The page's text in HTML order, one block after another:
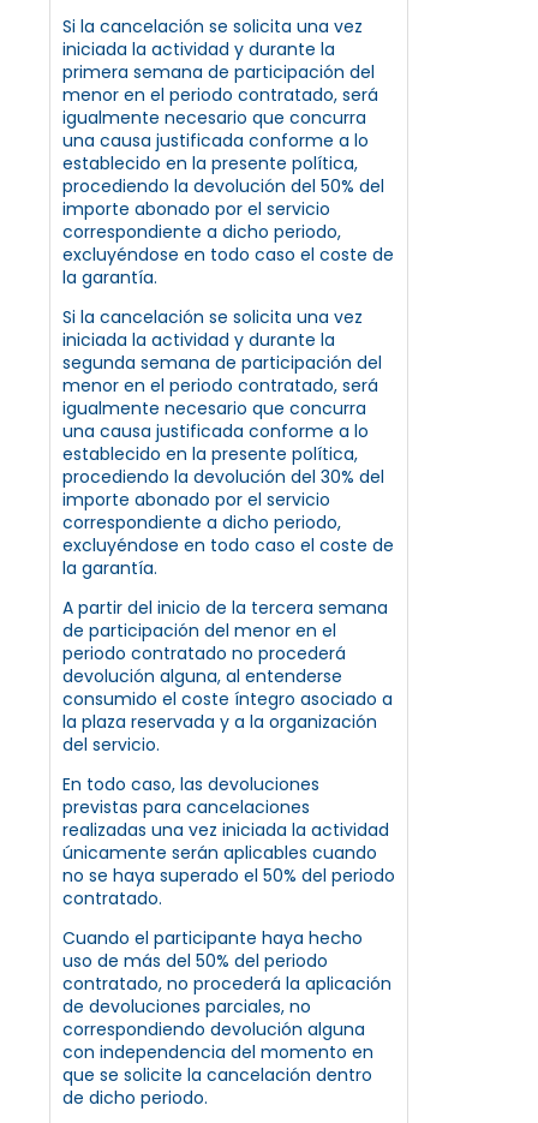
Si la cancelación se solicita una vez
iniciada la actividad y durante la
primera semana de participación del
menor en el periodo contratado, será
igualmente necesario que concurra
una causa justificada conforme a lo
establecido en la presente política,
procediendo la devolución del 50% del
importe abonado por el servicio
correspondiente a dicho periodo,
excluyéndose en todo caso el coste de
la garantía.
Si la cancelación se solicita una vez
iniciada la actividad y durante la
segunda semana de participación del
menor en el periodo contratado, será
igualmente necesario que concurra
una causa justificada conforme a lo
establecido en la presente política,
procediendo la devolución del 30% del
importe abonado por el servicio
correspondiente a dicho periodo,
excluyéndose en todo caso el coste de
la garantía.
A partir del inicio de la tercera semana
de participación del menor en el
periodo contratado no procederá
devolución alguna, al entenderse
consumido el coste íntegro asociado a
la plaza reservada y a la organización
del servicio.
En todo caso, las devoluciones
previstas para cancelaciones
realizadas una vez iniciada la actividad
únicamente serán aplicables cuando
no se haya superado el 50% del periodo
contratado.
Cuando el participante haya hecho
uso de más del 50% del periodo
contratado, no procederá la aplicación
de devoluciones parciales, no
correspondiendo devolución alguna
con independencia del momento en
que se solicite la cancelación dentro
de dicho periodo.